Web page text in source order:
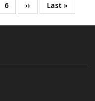
Page
6
Next
page
››
Last
page
Last »